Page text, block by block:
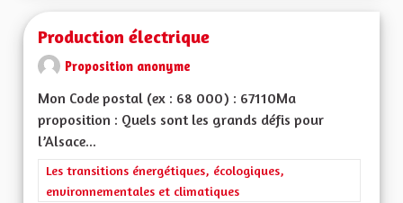
Production électrique
Proposition anonyme
Mon Code postal (ex : 68 000) : 67110Ma
proposition : Quels sont les grands défis pour
l’Alsace...
Filtrer les résultats de la catégorie : Les transitions
Les transitions énergétiques, écologiques,
environnementales et climatiques